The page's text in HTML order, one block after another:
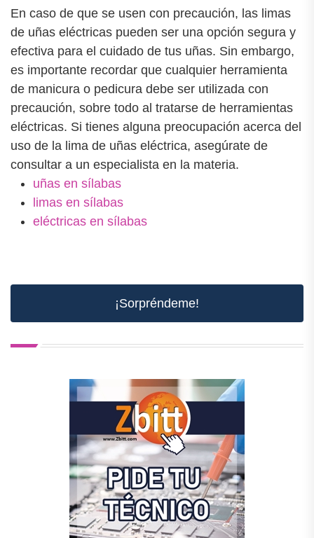
En caso de que se usen con precaución, las limas
de uñas eléctricas pueden ser una opción segura y
efectiva para el cuidado de tus uñas. Sin embargo,
es importante recordar que cualquier herramienta
de manicura o pedicura debe ser utilizada con
precaución, sobre todo al tratarse de herramientas
eléctricas. Si tienes alguna preocupación acerca del
uso de la lima de uñas eléctrica, asegúrate de
consultar a un especialista en la materia.
uñas en sílabas
limas en sílabas
eléctricas en sílabas
¡Sorpréndeme!